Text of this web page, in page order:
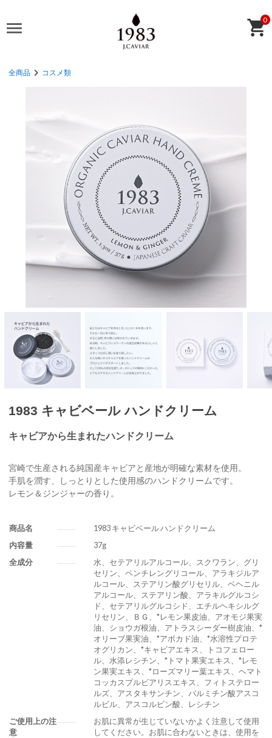
0
全商品 コスメ類
1983 キャビベール ハンドクリーム
キャビアから生まれたハンドクリーム
宮崎で生産される純国産キャビアと産地が明確な素材を使用。
手肌を潤す、しっとりとした使用感のハンドクリームです。
レモン＆ジンジャーの香り。
商品名
1983 キャビベール ハンドクリーム
内容量
37g
全成分
水、セテアリルアルコール、スクワラン、グリ
セリン、ペンチレングリコール、アラキジルア
ルコール、ステアリン酸グリセリル、ベヘニル
アルコール、ステアリン酸、アラキルグルコシ
ド、セテアリルグルコシド、エチルヘキシルグ
リセリン、ＢＧ、*レモン果皮油、アオモジ果実
油、ショウガ根油、アトラスシーダー樹皮油、*
オリーブ果実油、*アボカド油、*水溶性プロテ
オグリカン、*キャビアエキス、トコフェロー
ル、水添レシチン、*トマト果実エキス、*レモ
ン果実エキス、*ローズマリー葉エキス、ヘマト
コッカスプルビアリスエキス、フィトステロー
ルズ、アスタキサンチン、パルミチン酸アスコ
ルビル、アスコルビン酸、レシチン
ご使用上の注
意
お肌に異常が生じていないかよく注意して使用
してください。お肌に合わないときは、使用を